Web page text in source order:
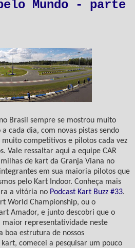
Mundo - parte
Brasil sempre se mostrou muito
cada dia, com novas pistas sendo
competitivos e pilotos cada vez
Vale ressaltar aqui a equipe CAR
de kart da Granja Viana no
em sua maioria pilotos que
pelo Kart Indoor. Conheça mais
a vitória no Podcast Kart Buzz #33.
World Championship, ou o
Amador, e junto descobri que o
maior representatividade neste
boa estrutura de nossos
comecei a pesquisar um pouco